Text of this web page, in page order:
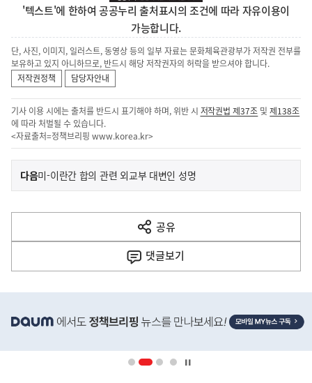
'텍스트'에 한하여 공공누리 출처표시의 조건에 따라 자유이용이
가능합니다.
단, 사진, 이미지, 일러스트, 동영상 등의 일부 자료는 문화체육관광부가 저작권 전부를
보유하고 있지 아니하므로, 반드시 해당 저작권자의 허락을 받으셔야 합니다.
저작권정책
담당자안내
기사 이용 시에는 출처를 반드시 표기해야 하며, 위반 시 저작권법 제37조 및제138조
에 따라 처벌될 수 있습니다.
<자료출처=정책브리핑 www.korea.kr>
이
전
다
음
다음기
사
미-이란간 합의 관련 외교부 대변인 성명
공유
열
기
댓글보기
단